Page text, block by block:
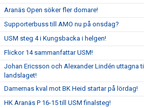
Aranäs Open söker fler domare!
Supporterbuss till AMO nu på onsdag?
USM steg 4 i Kungsbacka i helgen!
Flickor 14 sammanfattar USM!
Johan Ericsson och Alexander Lindén uttagna
landslaget!
Damernas kval mot BK Heid startar på lördag!
HK Aranäs P 16-15 till USM finalsteg!